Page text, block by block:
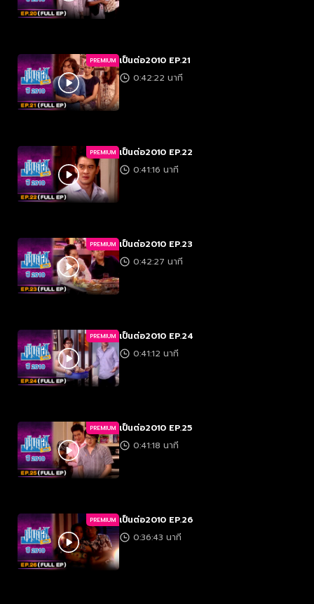
PREMIUM เป็นต่อ2010 EP.21
0:42:22 นาที
PREMIUM เป็นต่อ2010 EP.22
0:41:16 นาที
PREMIUM เป็นต่อ2010 EP.23
0:42:27 นาที
PREMIUM เป็นต่อ2010 EP.24
0:41:12 นาที
PREMIUM เป็นต่อ2010 EP.25
0:41:18 นาที
PREMIUM เป็นต่อ2010 EP.26
0:36:43 นาที